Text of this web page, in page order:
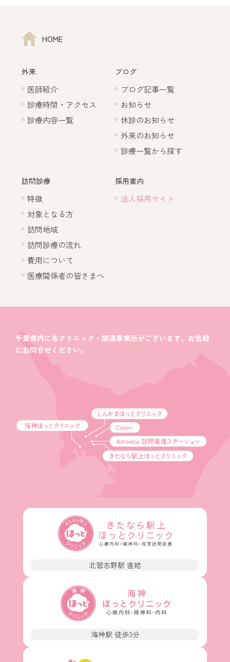
HOME
外来
医師紹介
診療時間・アクセス
診療内容一覧
訪問診療
特徴
対象となる方
訪問地域
訪問診療の流れ
費用について
医療関係者の皆さまへ
ブログ
ブログ記事一覧
お知らせ
休診のお知らせ
外来のお知らせ
診療一覧から探す
採用案内
法人採用サイト
千葉県内に各クリニック・関連事業所がございます。お気軽
にお問合せください。
北習志野駅 直結
海神駅 徒歩3分